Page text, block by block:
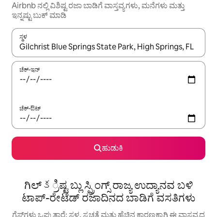
Airbnb ನಲ್ಲಿ ವಿಶಿಷ್ಟ ರಜಾ ಬಾಡಿಗೆ ವಾಸ್ತವ್ಯಗಳು, ಮನೆಗಳು ಮತ್ತು
ಇನ್ನಷ್ಟು ಬುಕ್ ಮಾಡಿ
ಸ್ಥಳ
ಫಲಿತಾಂಶಗಳು ಲಭ್ಯವಿರುವಾಗ, ಅಪ್ ಮತ್ತು ಡೌನ್ ಬಾಣದ ಕೀಲಿಗಳೊಂದಿಗೆ
ಚೆಕ್-ಇನ್
ಚೆಕ್-ಔಟ್
ಹುಡುಕಿ
ಗಿಲ್‌క್ರಿಷ್ಟ ಬ್ಲು ಸ್ಪ್ರಿಂಗ್ಸ್ ರಾಜ್ಯ ಉದ್ಯಾನವ ಬಳಿ
ಟಾಪ್-ರೇಟೆಡ್ ರಜಾದಿನದ ಬಾಡಿಗೆ ವಸತಿಗಳು
ಗೆಸ್ಟ್‌ಗಳು ಒಪ್ಪುತ್ತಾರೆ: ಸ್ಥಳ, ಸ್ವಚ್ಛತೆ ಮತ್ತು ಹೆಚ್ಚಿನ ಕಾರಣಕ್ಕಾಗಿ ಈ ವಾಸ್ತವ್ಯದ